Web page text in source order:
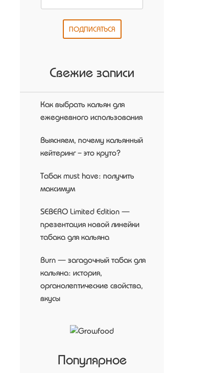
Свежие записи
Как выбрать кальян для
ежедневного использования
Выясняем, почему кальянный
кейтеринг – это круто?
Табак must have: получить
максимум
SEBERO Limited Edition —
презентация новой линейки
табака для кальяна
Burn — загадочный табак для
кальяна: история,
органолептические свойства,
вкусы
Популярное